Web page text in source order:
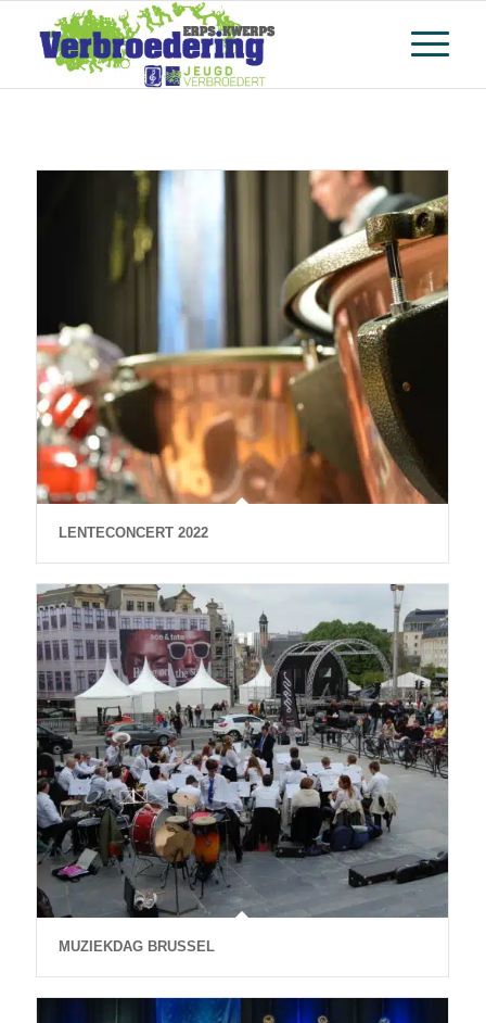
LENTECONCERT 2022
MUZIEKDAG BRUSSEL